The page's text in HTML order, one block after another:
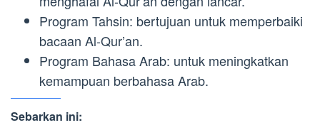
Program Tahsin: bertujuan untuk memperbaiki
bacaan Al-Qur’an.
Program Bahasa Arab: untuk meningkatkan
kemampuan berbahasa Arab.
Sebarkan ini: